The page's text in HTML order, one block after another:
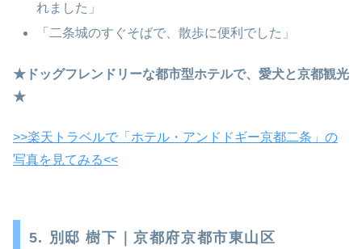
れました」
「二条城のすぐそばで、散歩に便利でした」
★ドッグフレンドリーな都市型ホテルで、愛犬と京都観光
★
>>楽天トラベルで「ホテル・アンドドギー京都二条」の
写真を見てみる<<
5. 別邸 樹下｜京都府京都市東山区